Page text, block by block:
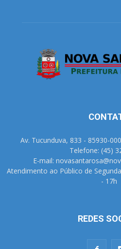
Av. Tucunduva, 833 - 85930-
Telefone: (45)
E-mail:
Atendimento ao Público de
- 17h
REDES